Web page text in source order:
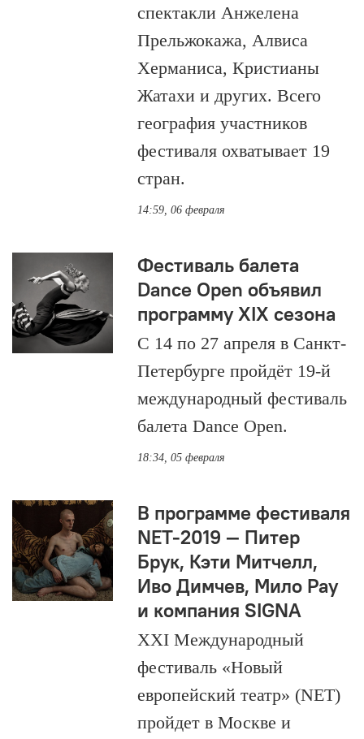
спектакли Анжелена
Прельжокажа, Алвиса
Херманиса, Кристианы
Жатахи и других. Всего
география участников
фестиваля охватывает 19
стран.
14:59, 06 февраля
Фестиваль балета
Dance Open объявил
программу XIX сезона
С 14 по 27 апреля в Санкт-
Петербурге пройдёт 19-й
международный фестиваль
балета Dance Open.
18:34, 05 февраля
В программе фестиваля
NET-2019 — Питер
Брук, Кэти Митчелл,
Иво Димчев, Мило Рау
и компания SIGNA
XXI Международный
фестиваль «Новый
европейский театр» (NET)
пройдет в Москве и